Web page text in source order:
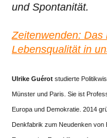
und Spontanität.
Zeitenwenden: Das
Lebensqualität in
Ulrike Guérot studierte
Münster und Paris. Sie ist
Europa und Demokratie. 2014
Denkfabrik zum Neudenken von